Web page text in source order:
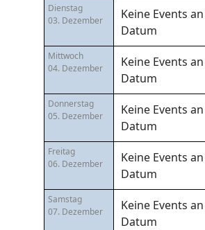
Dienstag
03. Dezember
Keine Events
Datum
Mittwoch
04. Dezember
Keine Events
Datum
Donnerstag
05. Dezember
Keine Events
Datum
Freitag
06. Dezember
Keine Events
Datum
Samstag
07. Dezember
Keine Events
Datum